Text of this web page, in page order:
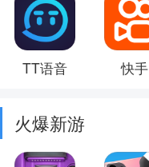
TT语音 快手
火爆新游